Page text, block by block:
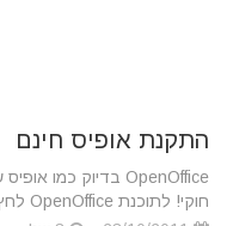
התקנת אופיס חינם
חוקי! לתוכנת OpenOffice לחץ כאן